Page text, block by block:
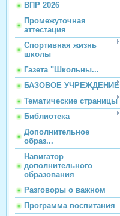
ВПР 2026
Промежуточная
аттестация
Спортивная жизнь
школы
Газета "Школьны...
БАЗОВОЕ УЧРЕЖДЕНИЕ
Тематические страницы
Библиотека
Дополнительное
образ...
Навигатор
дополнительного
образования
Разговоры о важном
Программа воспитания